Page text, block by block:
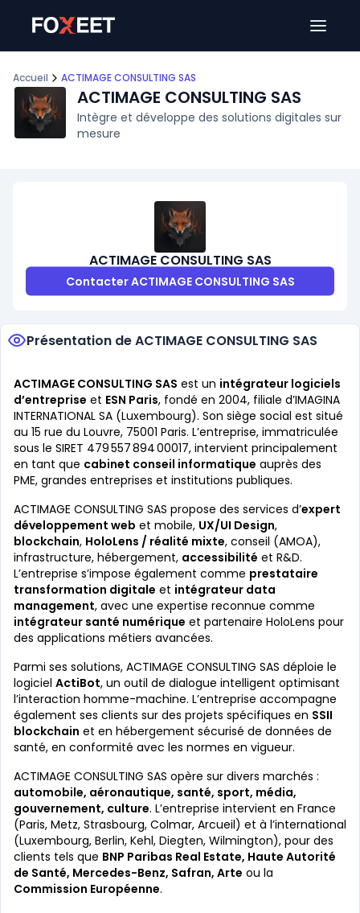
Accueil ACTIMAGE CONSULTING SAS
ACTIMAGE CONSULTING SAS
Intègre et développe des solutions digitales sur
mesure
ACTIMAGE CONSULTING SAS
Contacter ACTIMAGE CONSULTING SAS
Présentation de ACTIMAGE CONSULTING SAS
ACTIMAGE CONSULTING SAS est un intégrateur logiciels
d’entreprise et ESN Paris, fondé en 2004, filiale d’IMAGINA
INTERNATIONAL SA (Luxembourg). Son siège social est situé
au 15 rue du Louvre, 75001 Paris. L’entreprise, immatriculée
sous le SIRET 479 557 894 00017, intervient principalement
en tant que cabinet conseil informatique auprès des
PME, grandes entreprises et institutions publiques.
ACTIMAGE CONSULTING SAS propose des services d’expert
développement web et mobile, UX/UI Design,
blockchain, HoloLens / réalité mixte, conseil (AMOA),
infrastructure, hébergement, accessibilité et R&D.
L’entreprise s’impose également comme prestataire
transformation digitale et intégrateur data
management, avec une expertise reconnue comme
intégrateur santé numérique et partenaire HoloLens pour
des applications métiers avancées.
Parmi ses solutions, ACTIMAGE CONSULTING SAS déploie le
logiciel ActiBot, un outil de dialogue intelligent optimisant
l’interaction homme-machine. L’entreprise accompagne
également ses clients sur des projets spécifiques en SSII
blockchain et en hébergement sécurisé de données de
santé, en conformité avec les normes en vigueur.
ACTIMAGE CONSULTING SAS opère sur divers marchés :
automobile, aéronautique, santé, sport, média,
gouvernement, culture. L’entreprise intervient en France
(Paris, Metz, Strasbourg, Colmar, Arcueil) et à l’international
(Luxembourg, Berlin, Kehl, Diegten, Wilmington), pour des
clients tels que BNP Paribas Real Estate, Haute Autorité
de Santé, Mercedes-Benz, Safran, Arte ou la
Commission Européenne.